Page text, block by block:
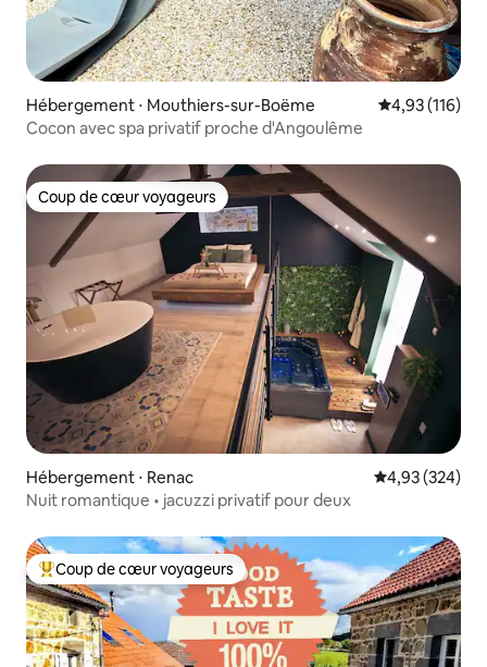
Hébergement ⋅ Mouthiers-sur-Boëme Évaluation
4,93 (116)
Cocon avec spa privatif proche d'Angoulême
Coup de cœur voyageurs
Coup de cœur voyageurs
Hébergement ⋅ Renac Évaluation
4,93 (324)
Nuit romantique • jacuzzi privatif pour deux
Coups de cœur voyageurs les plus appréciés
Coup de cœur voyageurs